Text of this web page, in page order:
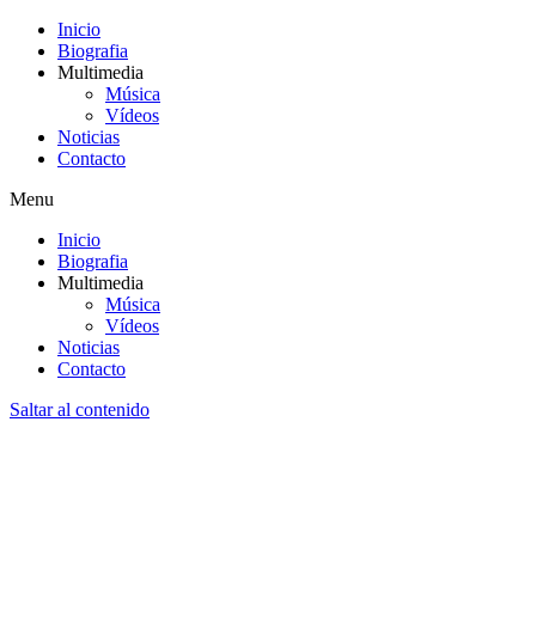
Inicio
Biografia
Multimedia
Música
Vídeos
Noticias
Contacto
Menu
Inicio
Biografia
Multimedia
Música
Vídeos
Noticias
Contacto
Saltar al contenido